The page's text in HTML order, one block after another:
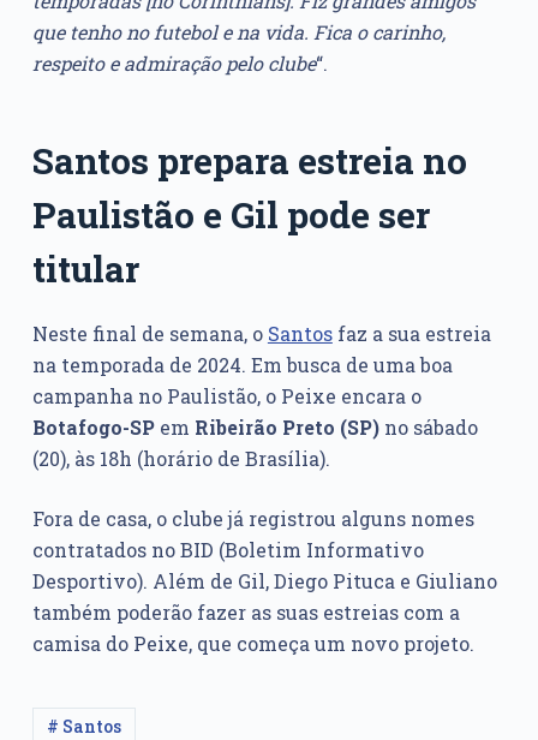
que tenho no futebol e na vida. Fica o carinho,
respeito e admiração pelo clube“.
Santos prepara estreia no
Paulistão e Gil pode ser
titular
Neste final de semana, o Santosfaz a sua estreia
na temporada de 2024. Em busca de uma boa
campanha no Paulistão, o Peixe encara o
Botafogo-SPem Ribeirão Preto (SP)no sábado
(20), às 18h (horário de Brasília).
Fora de casa, o clube já registrou alguns nomes
contratados no BID (Boletim Informativo
Desportivo). Além de Gil, Diego Pituca e Giuliano
também poderão fazer as suas estreias com a
camisa do Peixe, que começa um novo projeto.
# Santos